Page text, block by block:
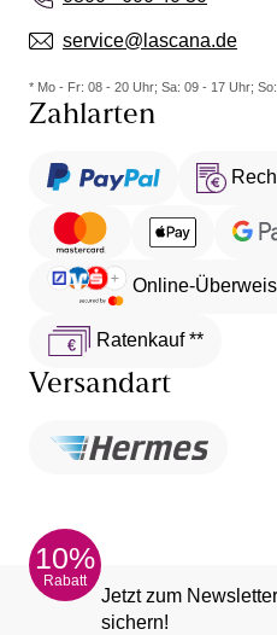
service@lascana.de
* Mo - Fr: 08 - 20 Uhr; Sa: 09 - 17 Uhr;
Zahlarten
Online-
Ratenkauf **
Versandart
10%
Rabatt
Jetzt zum
sichern!